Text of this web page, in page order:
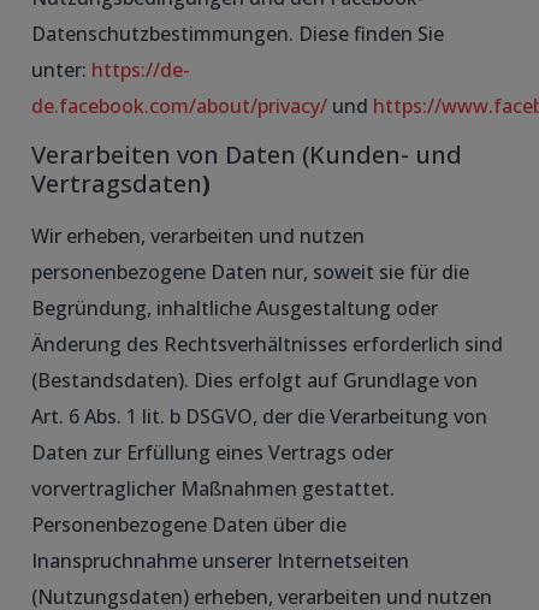
Datenschutzbestimmungen. Diese finden Sie
unter: https://de-
de.facebook.com/about/privacy/ und https://
Verarbeiten von Daten (Kunden- und
Vertragsdaten)
Wir erheben, verarbeiten und nutzen
personenbezogene Daten nur, soweit sie für die
Begründung, inhaltliche Ausgestaltung oder
Änderung des Rechtsverhältnisses erforderlich sind
(Bestandsdaten). Dies erfolgt auf Grundlage von
Art. 6 Abs. 1 lit. b DSGVO, der die Verarbeitung von
Daten zur Erfüllung eines Vertrags oder
vorvertraglicher Maßnahmen gestattet.
Personenbezogene Daten über die
Inanspruchnahme unserer Internetseiten
(Nutzungsdaten) erheben, verarbeiten und nutzen